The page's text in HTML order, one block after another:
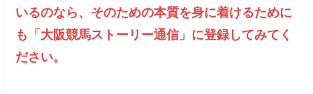
いるのなら、そのための本質を身に着けるために
も「大阪競馬ストーリー通信」に登録してみてく
ださい。